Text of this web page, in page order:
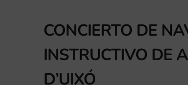
CONCIERTO DE
INSTRUCTIVO DE
D’UIXÓ